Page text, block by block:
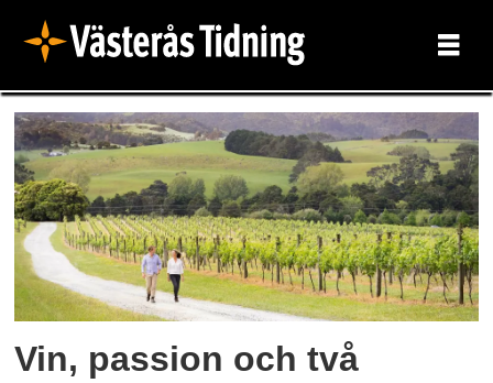
Tag:
smakfullt
Vin, passion och två